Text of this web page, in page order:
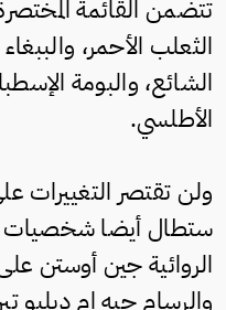
الثعلب الأحمر،
الشائع، والبومة
الأطلسي.
ولن تقتصر
ستطال أيضا شخصيات